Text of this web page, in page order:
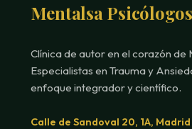
Mentalsa Psicólogos
Clínica de autor en el corazón de
Especialistas en Trauma y
enfoque integrador y científico.
Calle de Sandoval 20, 1A, Madrid